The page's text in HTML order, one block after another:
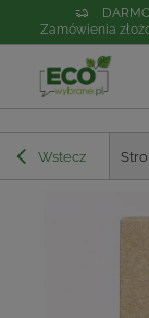
Zamówienia
Wstecz